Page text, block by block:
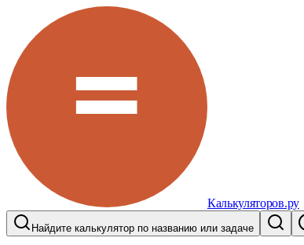
Калькуляторов.ру
Найдите калькулятор по названию или задаче